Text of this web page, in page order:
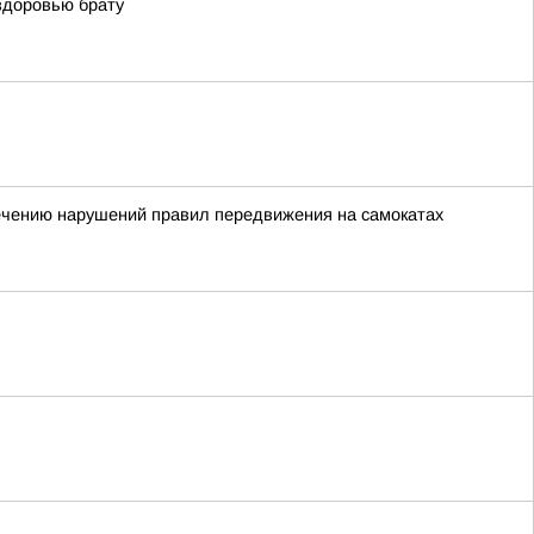
брату
нарушений правил передвижения на самокатах